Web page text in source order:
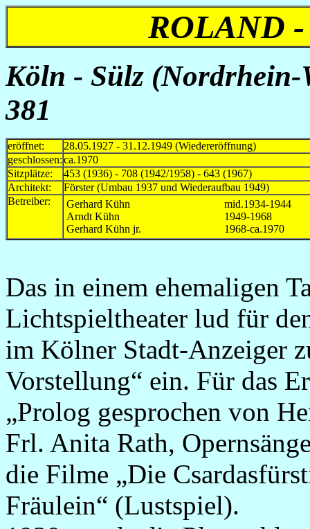
ROLAND
Köln - Sülz (Nordrhein-
381
eröffnet:
28.05.1927 - 31.12.1949 (Wiedereröffnung)
geschlossen:ca.1970
Sitzplätze:
453 (1936) - 708 (1942/1958) - 643 (1967)
Architekt:
Förster (Umbau 1937 und Wiederaufbau 1949)
Betreiber:
Gerhard Kühn
Arndt Kühn
Gerhard Kühn jr.
mid.1934-1944
1949-1968
1968-ca.1970
Das in einem ehemaligen
Lichtspieltheater lud für
im Kölner Stadt-Anzeiger
Vorstellung“ ein. Für das
„Prolog gesprochen von
Frl. Anita Rath,
die Filme „Die
Fräulein“ (Lustspiel).